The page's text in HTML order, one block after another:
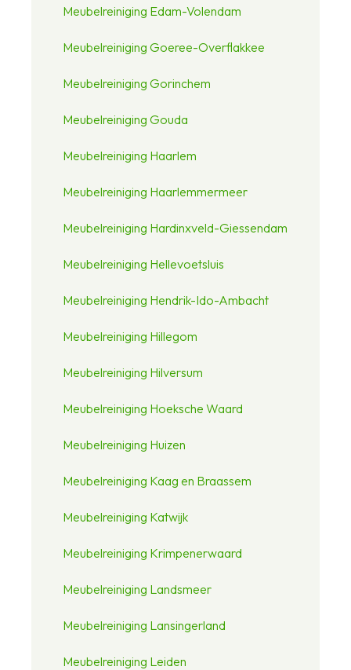
Meubelreiniging Edam-Volendam
Meubelreiniging Goeree-Overflakkee
Meubelreiniging Gorinchem
Meubelreiniging Gouda
Meubelreiniging Haarlem
Meubelreiniging Haarlemmermeer
Meubelreiniging Hardinxveld-Giessendam
Meubelreiniging Hellevoetsluis
Meubelreiniging Hendrik-Ido-Ambacht
Meubelreiniging Hillegom
Meubelreiniging Hilversum
Meubelreiniging Hoeksche Waard
Meubelreiniging Huizen
Meubelreiniging Kaag en Braassem
Meubelreiniging Katwijk
Meubelreiniging Krimpenerwaard
Meubelreiniging Landsmeer
Meubelreiniging Lansingerland
Meubelreiniging Leiden